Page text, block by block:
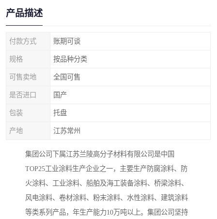
产品描述
付款方式 账期可谈
规格 按品种分类
可售卖地 全国可售
是否进口 国产
包装 托盘
产地 江苏常州
集团公司下属江苏兰陵高分子材料有限公司是中国
TOP25工业涂料生产企业之一，主要生产防腐涂料、防
火涂料、工业涂料、船舶及海工装备涂料、桥梁涂料、
风电涂料、卷材涂料、粉末涂料、水性涂料、建筑涂料
等类系列产品，年生产能力10万吨以上。集团公司坚持